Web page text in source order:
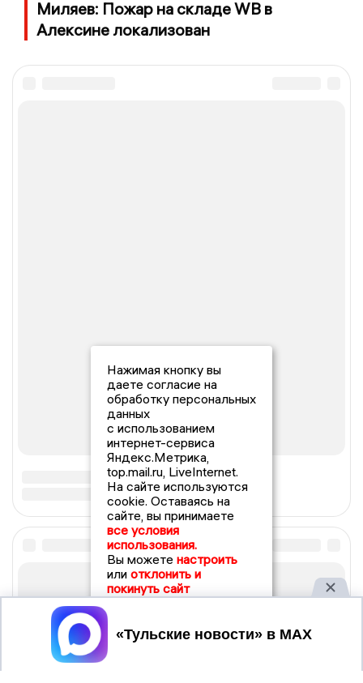
Миляев: Пожар на складе WB в
Алексине локализован
Нажимая кнопку вы
даете согласие на
обработку персональных
данных
с использованием
интернет-сервиса
Яндекс.Метрика,
top.mail.ru, LiveInternet.
На сайте используются
cookie. Оставаясь на
сайте, вы принимаете
все условия
использования.
Вы можете настроить
или отклонить и
покинуть сайт
Принять